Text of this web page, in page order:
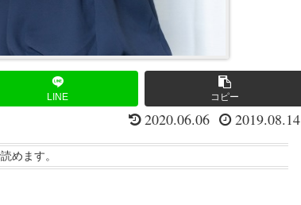
LINE コピー
2020.06.06 2019.08.14
めます。